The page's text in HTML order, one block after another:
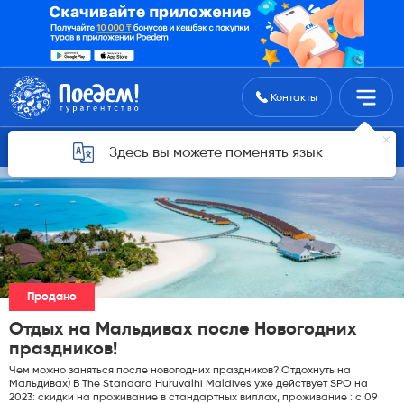
Поиск туровКонтакты
Здесь вы можете поменять язык
Горящие туры для Астаны
Продано
Отдых на Мальдивах после Новогодних
праздников!
Чем можно заняться после новогодних праздников? Отдохнуть на
Мальдивах) В The Standard Huruvalhi Maldives уже действует SPO на
2023: скидки на проживание в стандартных виллах, проживание : с 09